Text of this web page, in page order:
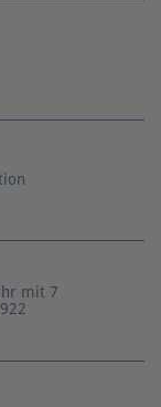
mit 7